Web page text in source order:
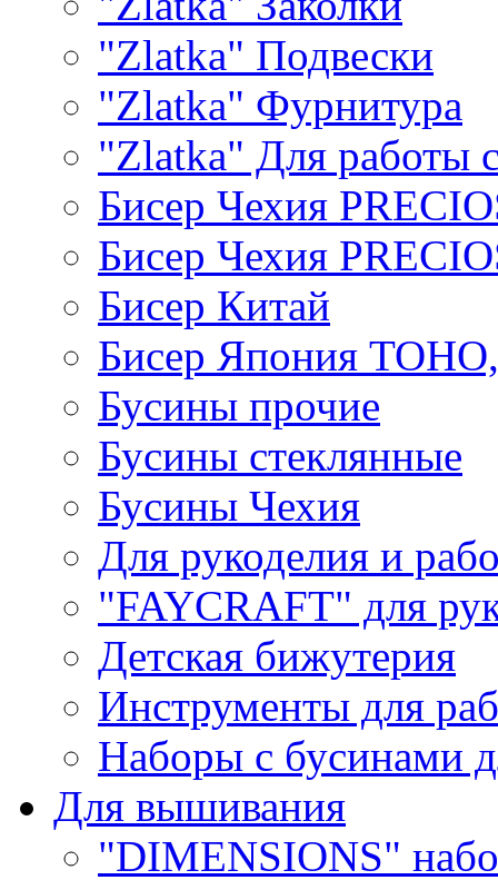
"Zlatka" Подвески
"Zlatka" Фурнитура
"Zlatka" Для работы
Бисер Чехия
Бисер Чехия
Бисер Китай
Бисер Япония
Бусины прочие
Бусины стеклянные
Бусины Чехия
Для рукоделия и
"FAYCRAFT" для
Детская бижутерия
Инструменты для
Наборы с бусинами
Для вышивания
"DIMENSIONS"